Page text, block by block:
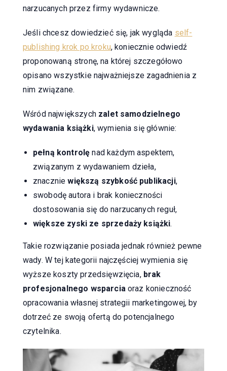
narzucanych przez firmy wydawnicze.
Jeśli chcesz dowiedzieć się, jak wygląda self-
publishing krok po kroku, koniecznie odwiedź
proponowaną stronę, na której szczegółowo
opisano wszystkie najważniejsze zagadnienia z
nim związane.
Wśród największych zalet samodzielnego
wydawania książki, wymienia się głównie:
pełną kontrolęnad każdym aspektem,
związanym z wydawaniem dzieła,
znaczniewiększą szybkość publikacji,
swobodę autora i brak konieczności
dostosowania się do narzucanych reguł,
większe zyski ze sprzedaży książki.
Takie rozwiązanie posiada jednak również pewne
wady. W tej kategorii najczęściej wymienia się
wyższe koszty przedsięwzięcia, brak
profesjonalnego wsparciaoraz konieczność
opracowania własnej strategii marketingowej, by
dotrzeć ze swoją ofertą do potencjalnego
czytelnika.